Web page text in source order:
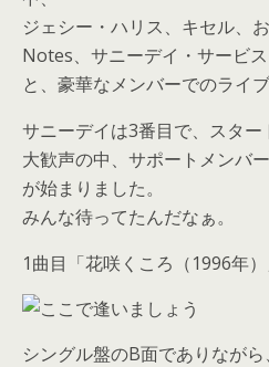
ジェシー・ハリス、キセル、
Notes、サニーデイ・サービス
と、豪華なメンバーでのライブ
サニーデイは3番目で、スター
大歓声の中、サポートメンバ
が始まりました。
みんな待ってたんだなぁ。
1曲目「花咲くころ（1996年）
シングル盤のB面でありなが